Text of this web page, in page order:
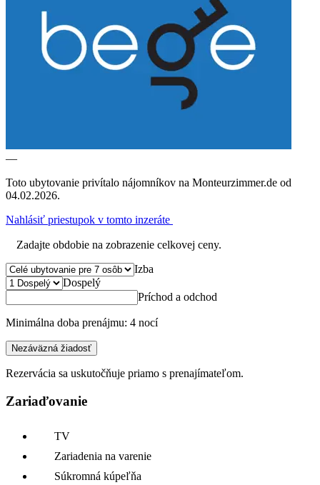
—
Toto ubytovanie privítalo nájomníkov na Monteurzimmer.de od
04.02.2026.
Nahlásiť priestupok v tomto inzeráte
Zadajte obdobie na zobrazenie celkovej ceny.
Izba
Dospelý
Príchod a odchod
Minimálna doba prenájmu: 4 nocí
Nezáväzná žiadosť
Rezervácia sa uskutočňuje priamo s prenajímateľom.
Zariaďovanie
TV
Zariadenia na varenie
Súkromná kúpeľňa